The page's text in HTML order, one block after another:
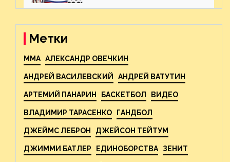
предстоящего финала
Метки
MMA АЛЕКСАНДР ОВЕЧКИН
АНДРЕЙ ВАСИЛЕВСКИЙ АНДРЕЙ ВАТУТИН
АРТЕМИЙ ПАНАРИН БАСКЕТБОЛ ВИДЕО
ВЛАДИМИР ТАРАСЕНКО ГАНДБОЛ
ДЖЕЙМС ЛЕБРОН ДЖЕЙСОН ТЕЙТУМ
ДЖИММИ БАТЛЕР ЕДИНОБОРСТВА ЗЕНИТ